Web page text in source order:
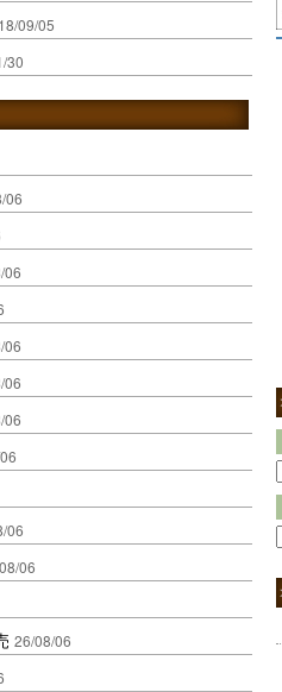
18/09/05
30
06
06
06
06
06
06
06
26/08/06